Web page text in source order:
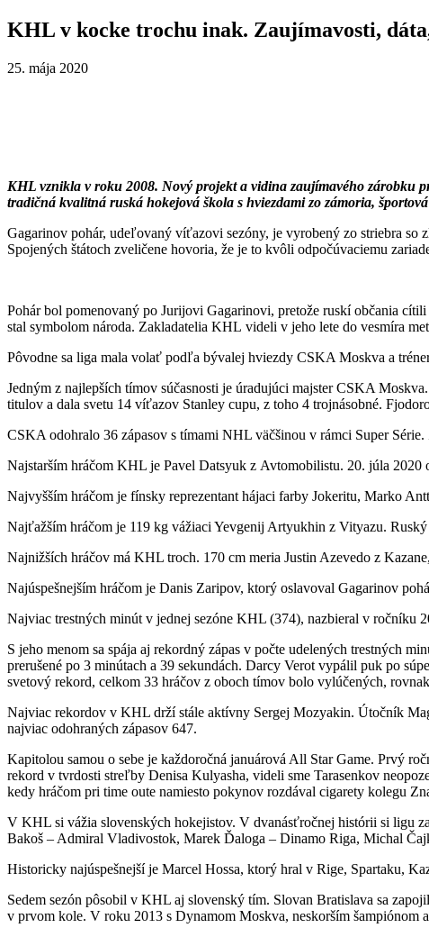
KHL v kocke trochu inak. Zaujímavosti,
25. mája 2020
KHL vznikla v roku 2008. Nový projekt a vidina zaujímavého zárobku
tradičná kvalitná ruská hokejová škola s hviezdami zo zámoria,
Gagarinov pohár, udeľovaný víťazovi sezóny, je vyrobený zo striebra so
Spojených štátoch zveličene hovoria, že je to kvôli odpočúvaciemu
Pohár bol pomenovaný po Jurijovi Gagarinovi, pretože ruskí občania
stal symbolom národa. Zakladatelia KHL videli v jeho lete do vesmíra
Pôvodne sa liga mala volať podľa bývalej hviezdy CSKA Moskva a
Jedným z najlepších tímov súčasnosti je úradujúci majster CSKA
titulov a dala svetu 14 víťazov Stanley cupu, z toho 4 trojnásobné.
CSKA odohralo 36 zápasov s tímami NHL väčšinou v rámci Super
Najstarším hráčom KHL je Pavel Datsyuk z Avtomobilistu. 20. júla
Najvyšším hráčom je fínsky reprezentant hájaci farby Jokeritu, Marko
Najťažším hráčom je 119 kg vážiaci Yevgenij Artyukhin z Vityazu.
Najnižších hráčov má KHL troch. 170 cm meria Justin Azevedo z
Najúspešnejším hráčom je Danis Zaripov, ktorý oslavoval Gagarinov
Najviac trestných minút v jednej sezóne KHL (374), nazbieral v ročníku
S jeho menom sa spája aj rekordný zápas v počte udelených trestných
prerušené po 3 minútach a 39 sekundách. Darcy Verot vypálil puk po
svetový rekord, celkom 33 hráčov z oboch tímov bolo vylúčených,
Najviac rekordov v KHL drží stále aktívny Sergej Mozyakin. Útočník
najviac odohraných zápasov 647.
Kapitolou samou o sebe je každoročná januárová All Star Game. Prvý
rekord v tvrdosti streľby Denisa Kulyasha, videli sme Tarasenkov
kedy hráčom pri time oute namiesto pokynov rozdával cigarety kolegu
V KHL si vážia slovenských hokejistov. V dvanásťročnej histórii si ligu
Bakoš – Admiral Vladivostok, Marek Ďaloga – Dinamo Riga, Michal
Historicky najúspešnejší je Marcel Hossa, ktorý hral v Rige, Spartaku,
Sedem sezón pôsobil v KHL aj slovenský tím. Slovan Bratislava sa
v prvom kole. V roku 2013 s Dynamom Moskva, neskorším